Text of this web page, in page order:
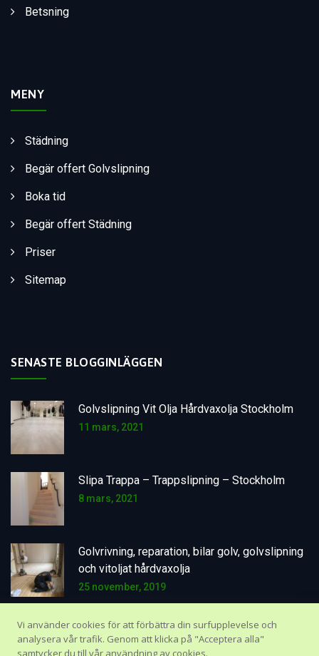
Betsning
MENY
Städning
Begär offert Golvslipning
Boka tid
Begär offert Städning
Priser
Sitemap
SENASTE BLOGGINLÄGGEN
Golvslipning Vit Olja Hårdvaxolja Stockholm
11 mars, 2021
Slipa Trappa – Trappslipning – Stockholm
8 mars, 2021
Golvrivning, reparation, bilar golv, golvslipning
och vitoljat hårdvaxolja
25 november, 2019
Vi använder cookies för att förbättra din surfupplevelse och
analysera vår trafik. Genom att klicka på "Acceptera alla"
samtycker du till vår användning av cookies.